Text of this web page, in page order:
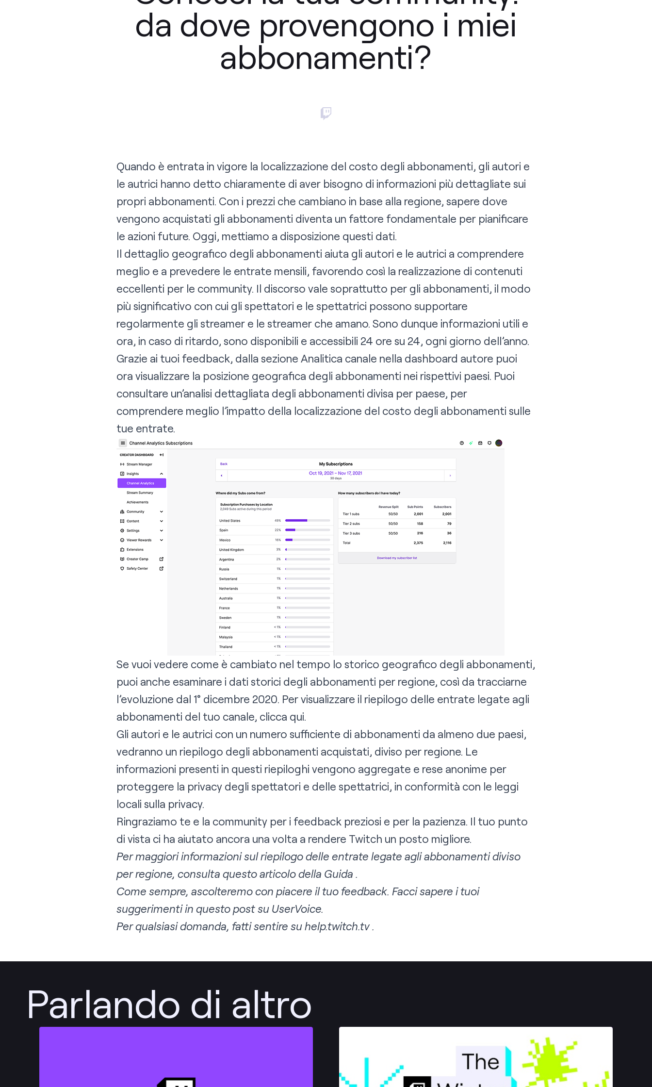
da dove provengono i miei
abbonamenti?
Quando è entrata in vigore la localizzazione del costo degli abbonamenti, gli autori e
le autrici hanno detto chiaramente di aver bisogno di informazioni più dettagliate sui
propri abbonamenti. Con i prezzi che cambiano in base alla regione, sapere dove
vengono acquistati gli abbonamenti diventa un fattore fondamentale per pianificare
le azioni future. Oggi, mettiamo a disposizione questi dati.
Il dettaglio geografico degli abbonamenti aiuta gli autori e le autrici a comprendere
meglio e a prevedere le entrate mensili, favorendo così la realizzazione di contenuti
eccellenti per le community. Il discorso vale soprattutto per gli abbonamenti, il modo
più significativo con cui gli spettatori e le spettatrici possono supportare
regolarmente gli streamer e le streamer che amano. Sono dunque informazioni utili e
ora, in caso di ritardo, sono disponibili e accessibili 24 ore su 24, ogni giorno dell’anno.
Grazie ai tuoi feedback, dalla sezione Analitica canale nella dashboard autore puoi
ora visualizzare la posizione geografica degli abbonamenti nei rispettivi paesi. Puoi
consultare un’analisi dettagliata degli abbonamenti divisa per paese, per
comprendere meglio l’impatto della localizzazione del costo degli abbonamenti sulle
tue entrate.
Se vuoi vedere come è cambiato nel tempo lo storico geografico degli abbonamenti,
puoi anche esaminare i dati storici degli abbonamenti per regione, così da tracciarne
l’evoluzione dal 1° dicembre 2020. Per visualizzare il riepilogo delle entrate legate agli
abbonamenti del tuo canale, clicca qui.
Gli autori e le autrici con un numero sufficiente di abbonamenti da almeno due paesi,
vedranno un riepilogo degli abbonamenti acquistati, diviso per regione. Le
informazioni presenti in questi riepiloghi vengono aggregate e rese anonime per
proteggere la privacy degli spettatori e delle spettatrici, in conformità con le leggi
locali sulla privacy.
Ringraziamo te e la community per i feedback preziosi e per la pazienza. Il tuo punto
di vista ci ha aiutato ancora una volta a rendere Twitch un posto migliore.
Per maggiori informazioni sul riepilogo delle entrate legate agli abbonamenti diviso
per regione, consulta questoarticolo della Guida .
Come sempre, ascolteremo con piacere il tuo feedback. Facci sapere i tuoi
suggerimenti in questo post su UserVoice.
Per qualsiasi domanda, fatti sentire suhelp.twitch.tv.
Parlando di altro